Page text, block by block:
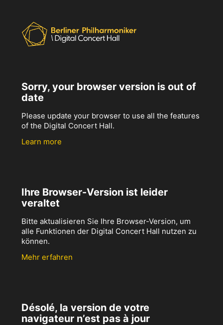
Sorry, your browser version is out of
date
Please update your browser to use all the features
of the Digital Concert Hall.
Learn more
Ihre Browser-Version ist leider
veraltet
Bitte aktualisieren Sie Ihre Browser-Version, um
alle Funktionen der Digital Concert Hall nutzen zu
können.
Mehr erfahren
Désolé, la version de votre
navigateur n’est pas à jour